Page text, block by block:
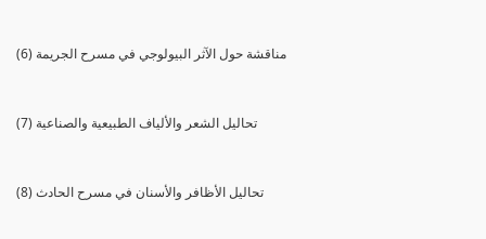
(6) مناقشة حول الآثر البيولوجي في مسرح الجريمة
(7) تحاليل الشعر والألياف الطبيعية والصناعية
(8) تحاليل الأظافر والأسنان في مسرح الحادث